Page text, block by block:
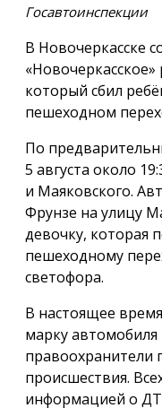
Госавтоинспекции
В Новочеркасске
который сбил
пешеходном
По
5 августа около
и Маяковского.
Фрунзе на улицу
девочку, которая
пешеходному
светофора.
В настоящее
марку автомобиля
правоохранители
происшествия.
информацией о